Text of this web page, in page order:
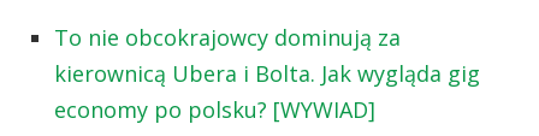
To nie obcokrajowcy dominują za
kierownicą Ubera i Bolta. Jak wygląda gig
economy po polsku? [WYWIAD]